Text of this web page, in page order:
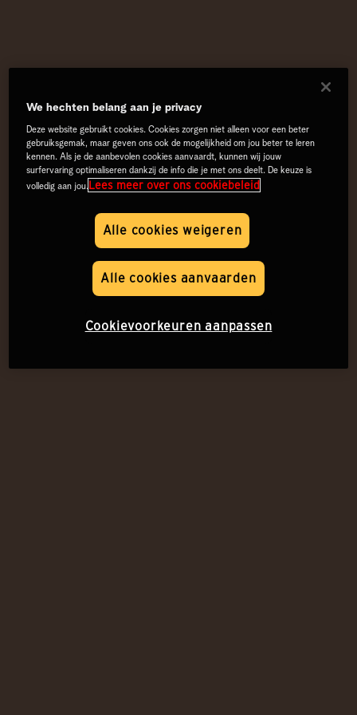
We hechten belang aan je privacy
Deze website gebruikt cookies. Cookies zorgen niet alleen voor een beter
gebruiksgemak, maar geven ons ook de mogelijkheid om jou beter te leren
kennen. Als je de aanbevolen cookies aanvaardt, kunnen wij jouw
surfervaring optimaliseren dankzij de info die je met ons deelt. De keuze is
volledig aan jou.Lees meer over ons cookiebeleid
Alle cookies weigeren
Alle cookies aanvaarden
Cookievoorkeuren aanpassen